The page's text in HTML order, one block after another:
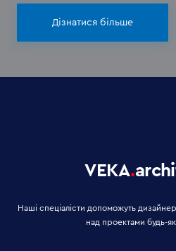
Дізнатися більше
VEKA.
Наші спеціалісти допоможуть
над проектами будь-